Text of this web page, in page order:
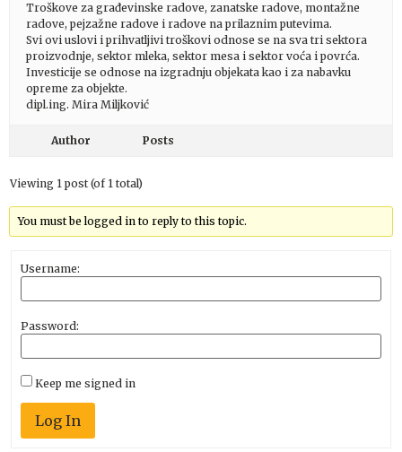
Troškove za građevinske radove, zanatske radove, montažne
radove, pejzažne radove i radove na prilaznim putevima.
Svi ovi uslovi i prihvatljivi troškovi odnose se na sva tri sektora
proizvodnje, sektor mleka, sektor mesa i sektor voća i povrća.
Investicije se odnose na izgradnju objekata kao i za nabavku
opreme za objekte.
dipl.ing. Mira Miljković
Author Posts
Viewing 1 post (of 1 total)
You must be logged in to reply to this topic.
Username:
Password:
Keep me signed in
Log In